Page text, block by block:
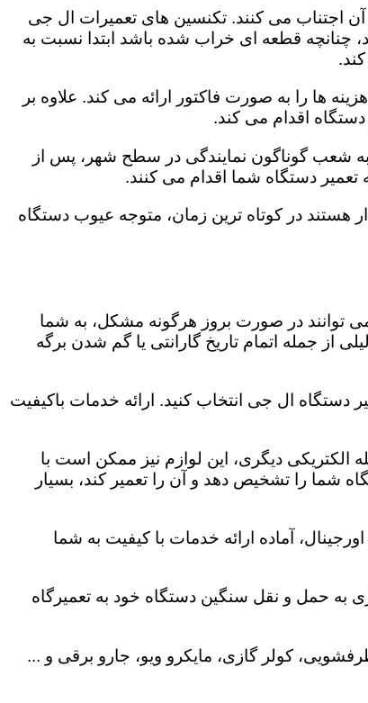
آن اجتناب می کنند. تکنسین های تعمیرات ال جی
چنانچه قطعه ای خراب شده باشد ابتدا نسبت به
ها را به صورت فاکتور ارائه می کند. علاوه بر
اقدام می کند.
به شعب گوناگون نمایندگی در سطح شهر، پس از
دستگاه شما اقدام می کنند.
هستند در کوتاه ترین زمان، متوجه عیوب دستگاه
توانند در صورت بروز هرگونه مشکل، به شما
از جمله اتمام تاریخ گارانتی یا گم شدن برگه
ال جی انتخاب کنید. ارائه خدمات باکیفیت
الکتریکی دیگری، این لوازم نیز ممکن است با
شما را تشخیص دهد و آن را تعمیر کند، بسیار
آماده ارائه خدمات با کیفیت به شما
به حمل و نقل سنگین دستگاه خود به تعمیرگاه
کولر گازی، مایکرو ویو، جارو برقی و ...